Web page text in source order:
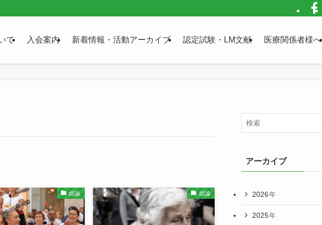
て 入会案内 新着情報・活動アーカイブ 認定試験・LM文献 医療関係者様へ
総論 総論
アーカイブ
2026年
2025年